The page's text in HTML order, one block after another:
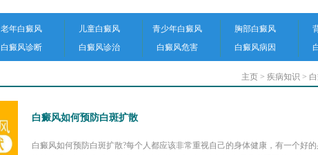
老年白癜风 儿童白癜风 青少年白癜风 胸部白癜风
白癜风诊断
白癜风诊治 白癜风危害 白癜风病因
主页 > 疾病知识 >
白癜风如何预防白斑扩散
白癜风如何预防白斑扩散?每个人都应该非常重视自己的身体健康，有一个好